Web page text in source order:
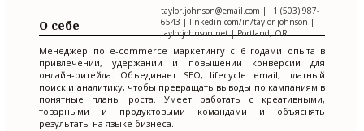
taylor.johnson@email.com | +1 (503) 987-
6543 | linkedin.com/in/taylor-johnson |
taylorjohnson.net | Portland, OR
О себе
Менеджер по e-commerce маркетингу с 6 годами опыта в
привлечении, удержании и повышении конверсии для
онлайн-ритейла. Объединяет SEO, lifecycle email, платный
поиск и аналитику, чтобы превращать выводы по кампаниям в
понятные планы роста. Умеет работать с креативными,
товарными и продуктовыми командами и объяснять
результаты на языке бизнеса.